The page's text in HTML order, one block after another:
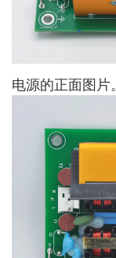
电源的正面图片。